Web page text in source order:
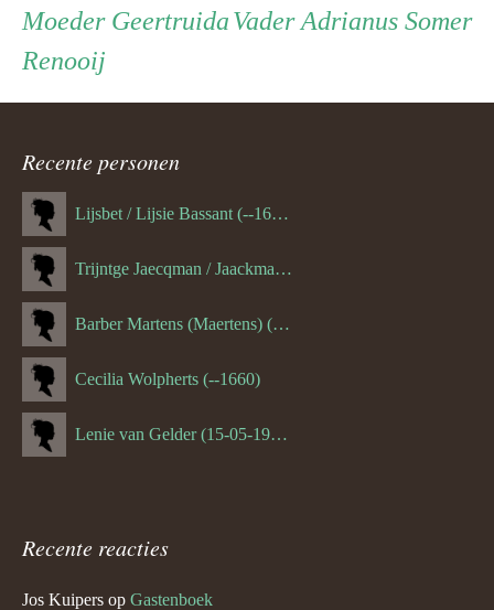
Persoon
ouder
navigatie
Vader Vader
Adrianus Somer
Moeder Moeder
Geertruida
Renooij
Recente personen
Lijsbet / Lijsie Bassant (--1687)
Trijntge Jaecqman / Jaackman (--1651)
Barber Martens (Maertens) (--1658)
Cecilia Wolpherts (--1660)
Lenie van Gelder (15-05-1970)
Recente reacties
Jos Kuipers op Gastenboek